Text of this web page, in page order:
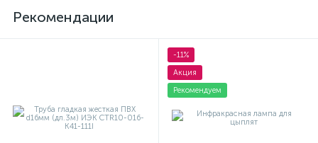
Рекомендации
-11%
Акция
Рекомендуем